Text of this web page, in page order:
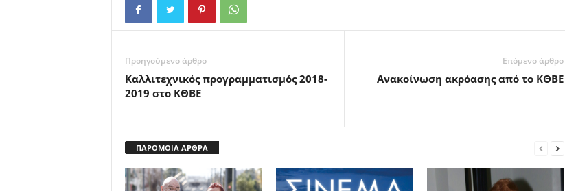
Προηγούμενο άρθρο
Καλλιτεχνικός προγραμματισμός 2018-
2019 στο ΚΘΒΕ
Επόμενο άρθρο
Ανακοίνωση ακρόασης από το ΚΘΒΕ
ΠΑΡΟΜΟΙΑ ΑΡΘΡΑ